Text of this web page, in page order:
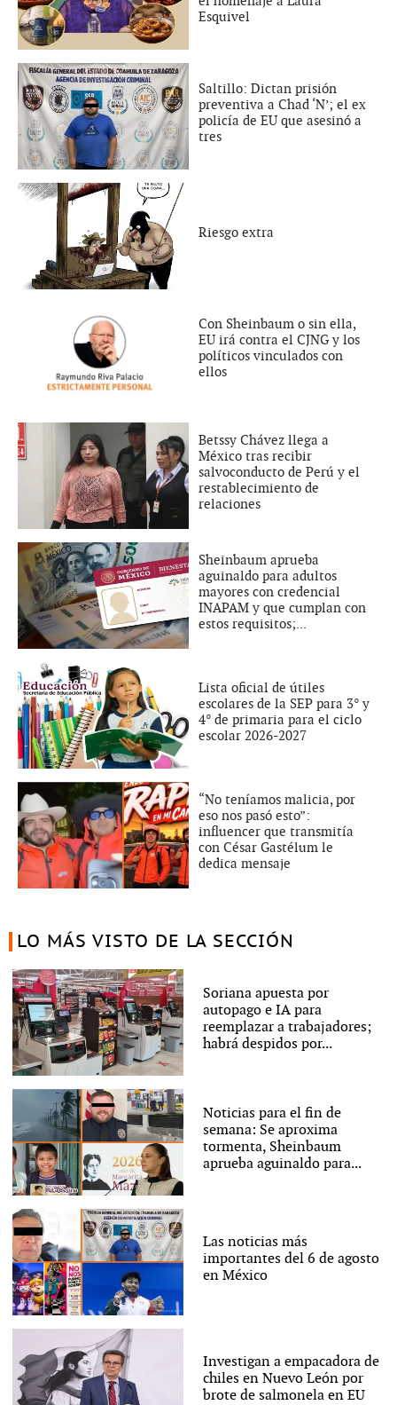
Esquivel
Saltillo: Dictan prisión
preventiva a Chad ‘N’; el ex
policía de EU que asesinó a
tres
Riesgo extra
Con Sheinbaum o sin ella,
EU irá contra el CJNG y los
políticos vinculados con
ellos
Betssy Chávez llega a
México tras recibir
salvoconducto de Perú y el
restablecimiento de
relaciones
Sheinbaum aprueba
aguinaldo para adultos
mayores con credencial
INAPAM y que cumplan con
estos requisitos;...
Lista oficial de útiles
escolares de la SEP para 3° y
4° de primaria para el ciclo
escolar 2026-2027
“No teníamos malicia, por
eso nos pasó esto”:
influencer que transmitía
con César Gastélum le
dedica mensaje
LO MÁS VISTO DE LA SECCIÓN
Soriana apuesta por
autopago e IA para
reemplazar a trabajadores;
habrá despidos por...
Noticias para el fin de
semana: Se aproxima
tormenta, Sheinbaum
aprueba aguinaldo para...
Las noticias más
importantes del 6 de agosto
en México
Investigan a empacadora de
chiles en Nuevo León por
brote de salmonela en EU